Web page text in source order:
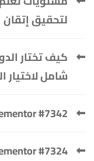
لتحقيق إتقان
كيف تختار
شامل لاختيار
#7342
#7324